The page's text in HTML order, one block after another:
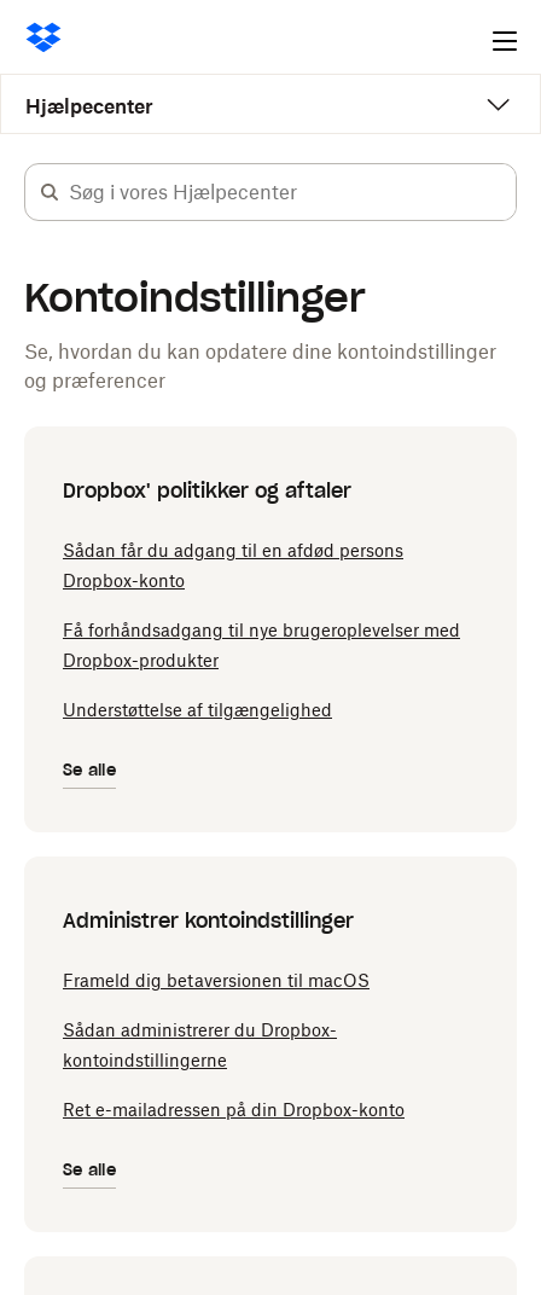
Hjælpecenter
Kontoindstillinger
Se, hvordan du kan opdatere dine kontoindstillinger
og præferencer
Dropbox' politikker og aftaler
Sådan får du adgang til en afdød persons
Dropbox-konto
Få forhåndsadgang til nye brugeroplevelser med
Dropbox-produkter
Understøttelse af tilgængelighed
Se alle
Administrer kontoindstillinger
Frameld dig betaversionen til macOS
Sådan administrerer du Dropbox-
kontoindstillingerne
Ret e-mailadressen på din Dropbox-konto
Se alle